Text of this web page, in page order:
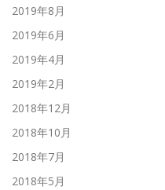
2019年8月
2019年6月
2019年4月
2019年2月
2018年12月
2018年10月
2018年7月
2018年5月